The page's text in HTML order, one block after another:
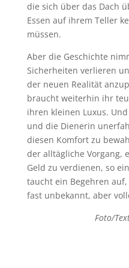
die sich über das Dach
Essen auf ihrem Teller
müssen.
Aber die Geschichte
Sicherheiten verlieren
der neuen Realität
braucht weiterhin ihr
ihren kleinen Luxus.
und die Dienerin
diesen Komfort zu
der alltägliche Vorgang,
Geld zu verdienen, so
taucht ein Begehren
fast unbekannt, aber
Foto/